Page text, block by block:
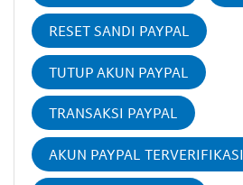
RESET SANDI PAYPAL
TUTUP AKUN PAYPAL
TRANSAKSI PAYPAL
AKUN PAYPAL TERVERIFIKASI